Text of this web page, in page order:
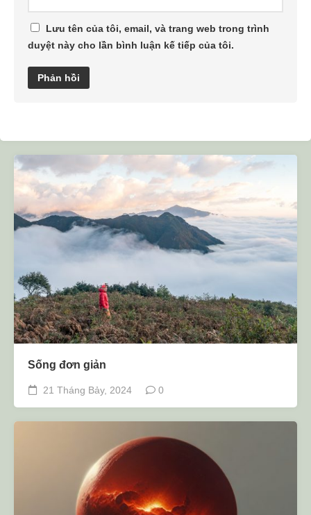
Lưu tên của tôi, email, và trang web trong trình
duyệt này cho lần bình luận kế tiếp của tôi.
Sống đơn giản
21 Tháng Bảy, 2024 0